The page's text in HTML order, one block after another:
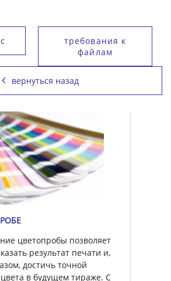
требования к
файлам
вернуться назад
цветопробы позволяет
результат печати и,
достичь точной
в будущем тираже. С